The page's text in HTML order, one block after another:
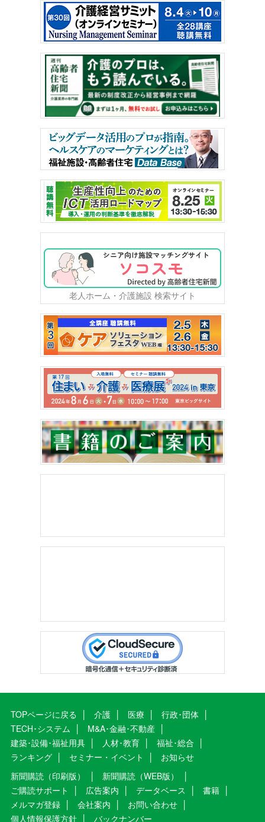
老人ホーム・介護施設 検索サイト
TOPページに戻る 介護 医療
行政･団体
TECH･システム
M&A･金融･不動産
建築･設備･福祉用具
人材･教育
福祉･総合
ランキング
セミナー・イベント
お知らせ
新聞購読（印刷版）
新聞購読（WEB版）
ご購読サポート
広告案内 データベース
書籍
メルマガ登録
会社案内
お問い合わせ
個人情報保護方針
バックナンバー